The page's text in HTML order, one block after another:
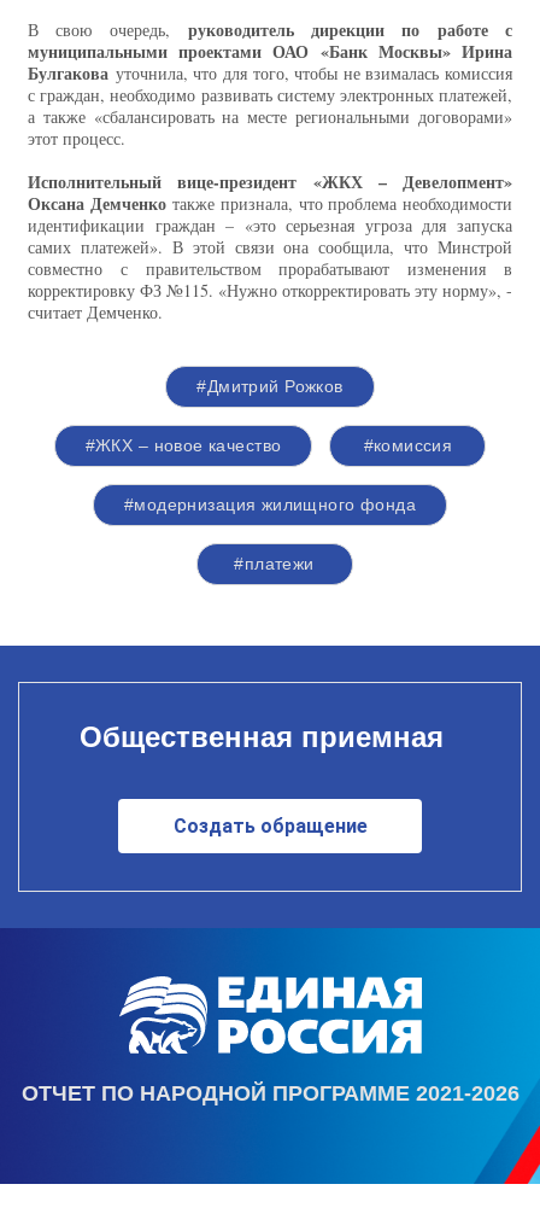
В свою очередь, руководитель дирекции по работе с
муниципальными проектами ОАО «Банк Москвы» Ирина
Булгакова уточнила, что для того, чтобы не взималась комиссия
с граждан, необходимо развивать систему электронных платежей,
а также «сбалансировать на месте региональными договорами»
этот процесс.
Исполнительный вице-президент «ЖКХ – Девелопмент»
Оксана Демченкотакже признала, что проблема необходимости
идентификации граждан – «это серьезная угроза для запуска
самих платежей». В этой связи она сообщила, что Минстрой
совместно с правительством прорабатывают изменения в
корректировку ФЗ №115. «Нужно откорректировать эту норму», -
считает Демченко.
#Дмитрий Рожков
#ЖКХ – новое качество #комиссия
#модернизация жилищного фонда
#платежи
Общественная приемная
Создать обращение
ОТЧЕТ ПО НАРОДНОЙ ПРОГРАММЕ 2021-2026